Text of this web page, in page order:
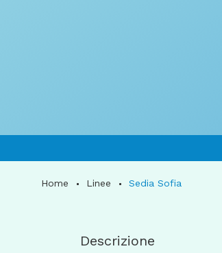
Home Linee Sedia Sofia
Descrizione